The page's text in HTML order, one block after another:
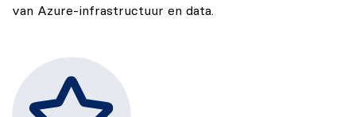
van Azure-infrastructuur en data.